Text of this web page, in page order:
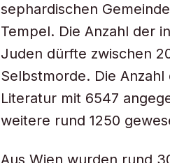
sephardischen
Tempel. Die Anzahl der
Juden dürfte zwischen
Selbstmorde. Die
Literatur mit 6547
weitere rund 1250
Aus Wien wurden rund